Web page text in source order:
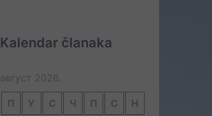
Kalendar članaka
август 2026.
П У С Ч П С
Н